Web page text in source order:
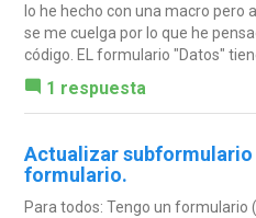
lo he hecho con una macro pero
se me cuelga por lo que he
código. EL formulario "Datos"
1 respuesta
Actualizar
formulario.
Para todos: Tengo un formulario